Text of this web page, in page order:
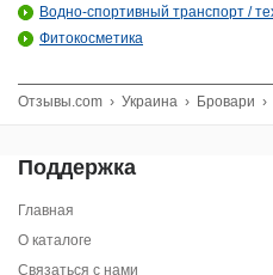
Водно-спортивный транспорт /
Фитокосметика
Отзывы.com › Украина › Бровари ›
Поддержка
Главная
О каталоге
Связаться с нами